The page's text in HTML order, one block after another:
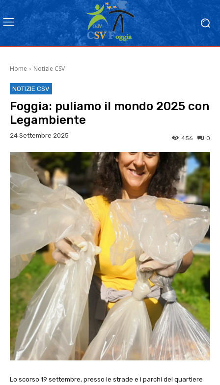
Home Notizie CSV
NOTIZIE CSV
Foggia: puliamo il mondo 2025 con
Legambiente
24 Settembre 2025 0
456
Lo scorso 19 settembre, presso le strade e i parchi del quartiere